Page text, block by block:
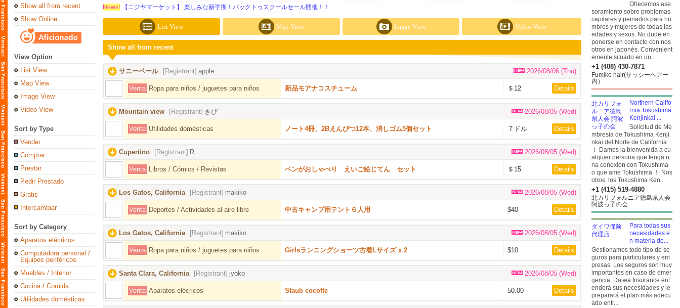
Show all from recent
Show Online
View Option
List View
Map View
Image View
Video View
Sort by Type
Vender
Comprar
Prestar
Pedir Prestado
Gratis
Intercambiar
Sort by Category
Aparatos elécricos
Computadora personal /
Equipos periféricos
Muebles / Interior
Cocina / Comida
Utilidades domésticas
News!
【ニジヤマーケット】 楽しみな新学期！バックトゥスクールセール開催！！
List View Map View Image View Video View
Show all from recent
サニーベール [Registrant] apple 2026/08/06 (Thu)
Venta Ropa para niños / juguetes para niños 新品モアナコスチューム ＄12 Details
Mountain view [Registrant] きび 2026/08/05 (Wed)
Venta Utilidades domésticas ノート4冊、2Bえんぴつ12本、消しゴム5個セット ７ドル Details
Cupertino [Registrant] R 2026/08/05 (Wed)
Venta Libros / Cómics / Revistas ペンがおしゃべり えいご絵じてん セット ＄15 Details
Los Gatos, California [Registrant] makiko 2026/08/05 (Wed)
Venta Deportes / Actividades al aire libre 中古キャンプ用テント６人用 $40 Details
Los Gatos, California [Registrant] makiko 2026/08/05 (Wed)
Venta Ropa para niños / juguetes para niños Girlsランニングショーツ古着Lサイズ x 2 $10 Details
Santa Clara, California [Registrant] jyoko 2026/08/05 (Wed)
Venta Aparatos elécricos Staub cocotte 50.00 Details
Ofrecemos ase
soramiento sobre problemas
capilares y peinados para ho
mbres y mujeres de todas las
edades y sexos. No dude en
ponerse en contacto con nos
otros en japonés. Convenient
emente situado en un...
+1 (408) 430-7871
Fumiko hair(サッシーヘアー
内）
Northern Califo
rnia Tokushima
Kenjinkai ...
Solicitud de Me
mbresía de Tokushima Kenji
nkai del Norte de California
！ Damos la bienvenida a cu
alquier persona que tenga u
na conexión con Tokushima
o que ame Tokushima ！ Nos
otros, los Tokushima Ken...
+1 (415) 519-4880
北カリフォルニア徳島県人会
阿波っ子の会
Para todas sus
necesidades e
n materia de...
Gestionamos todo tipo de se
guros para particulares y em
presas. Los seguros son muy
importantes en caso de emer
gencia. Daiwa Insurance ent
enderá sus necesidades y le
preparará el plan más adecu
ado entr...